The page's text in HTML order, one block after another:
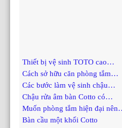
Cách sở hữu căn phòng tắm…
Các bước làm vệ sinh chậu…
Chậu rửa âm bàn Cotto có…
Muốn phòng tắm hiện đại nên…
Bàn cầu một khối Cotto
C100317…